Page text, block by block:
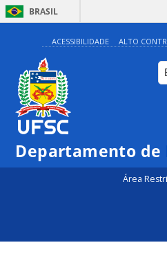
BRASIL
ACESSIBILIDADE ALTO
Departamento de
Área